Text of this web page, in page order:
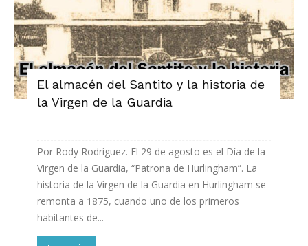
El almacén del Santito y la historia de
la Virgen de la Guardia
Por Rody Rodríguez. El 29 de agosto es el Día de la
Virgen de la Guardia, “Patrona de Hurlingham”. La
historia de la Virgen de la Guardia en Hurlingham se
remonta a 1875, cuando uno de los primeros
habitantes de...